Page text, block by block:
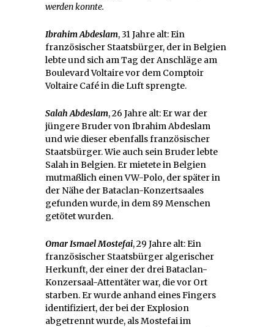
werden konnte.
Ibrahim Abdeslam, 31 Jahre alt: Ein
französischer Staatsbürger, der in Belgien
lebte und sich am Tag der Anschläge am
Boulevard Voltaire vor dem Comptoir
Voltaire Café in die Luft sprengte.
Salah Abdeslam, 26 Jahre alt: Er war der
jüngere Bruder von Ibrahim Abdeslam
und wie dieser ebenfalls französischer
Staatsbürger. Wie auch sein Bruder lebte
Salah in Belgien. Er mietete in Belgien
mutmaßlich einen VW-Polo, der später in
der Nähe der Bataclan-Konzertsaales
gefunden wurde, in dem 89 Menschen
getötet wurden.
Omar Ismael Mostefai, 29 Jahre alt: Ein
französischer Staatsbürger algerischer
Herkunft, der einer der drei Bataclan-
Konzersaal-Attentäter war, die vor Ort
starben. Er wurde anhand eines Fingers
identifiziert, der bei der Explosion
abgetrennt wurde, als Mostefai im